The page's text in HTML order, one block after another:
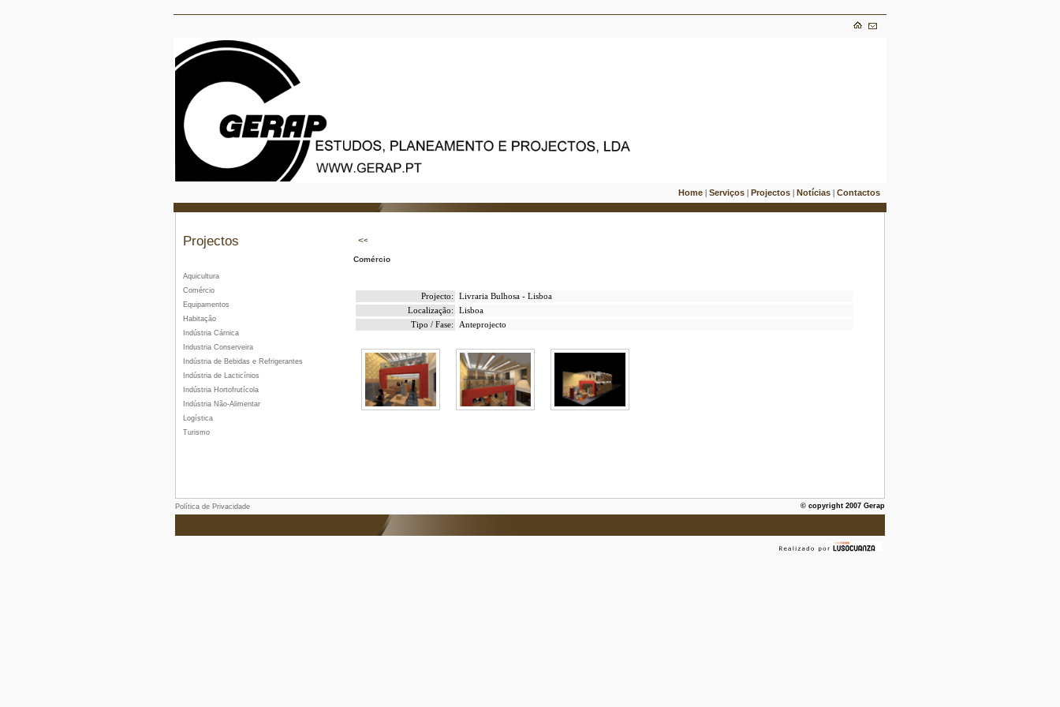
Home Serviços Projectos Notícias Contactos
Projectos
Aquicultura
Comércio
Equipamentos
Habitação
Indústria Cárnica
Industria Conserveira
Indústria de Bebidas e Refrigerantes
Indústria de Lacticínios
Indústria Hortofrutícola
Indústria Não-Alimentar
Logística
Turismo
Comércio
Projecto:
Livraria Bulhosa - Lisboa
Localização:
Lisboa
Tipo / Fase:
Anteprojecto
Política de Privacidade © copyright 2007 Gerap